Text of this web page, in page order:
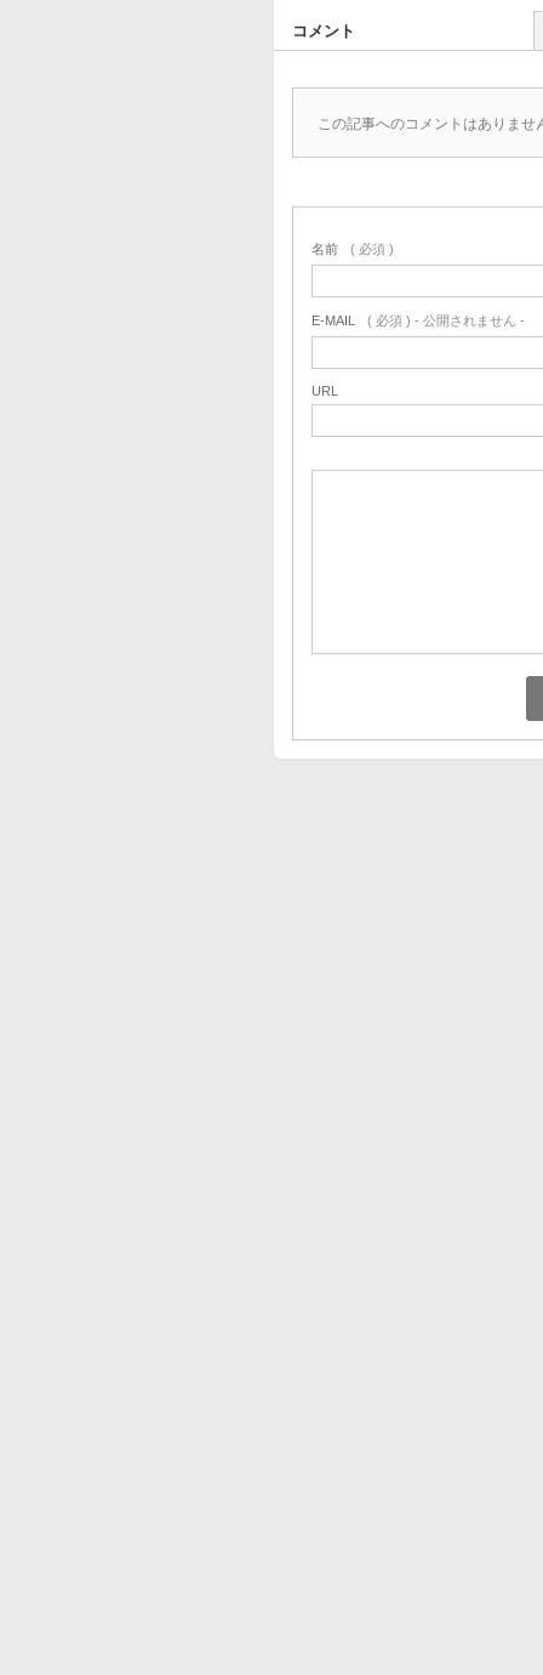
コメント
この記事へのコメントはありませ
名前 ( 必須 )
E-MAIL ( 必須 ) - 公開されません -
URL